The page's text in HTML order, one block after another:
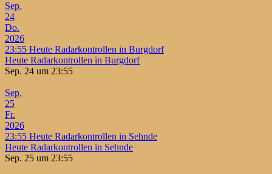
Sep.
24
Do.
2026
23:55 Heute Radarkontrollen in Burgdorf
Heute Radarkontrollen in Burgdorf
Sep. 24 um 23:55
Sep.
25
Fr.
2026
23:55 Heute Radarkontrollen in Sehnde
Heute Radarkontrollen in Sehnde
Sep. 25 um 23:55